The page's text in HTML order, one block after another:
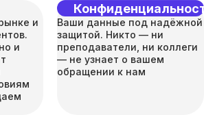
и
и
Ваши данные под надёжной
защитой. Никто — ни
преподаватели, ни коллеги
— не узнает о вашем
обращении к нам